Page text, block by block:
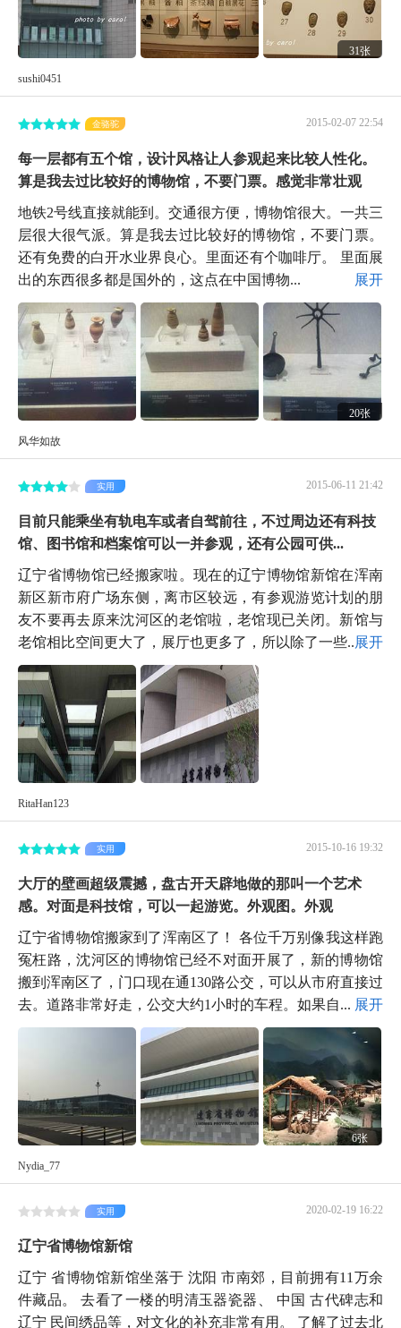
31张
sushi0451
2015-02-07 22:54
金骆驼
每一层都有五个馆，设计风格让人参观起来比较人性化。
算是我去过比较好的博物馆，不要门票。感觉非常壮观
地铁2号线直接就能到。交通很方便，博物馆很大。一共三
层很大很气派。算是我去过比较好的博物馆，不要门票。
还有免费的白开水业界良心。里面还有个咖啡厅。 里面展
出的东西很多都是国外的，这点在中国博物...
展开
20张
风华如故
2015-06-11 21:42
实用
目前只能乘坐有轨电车或者自驾前往，不过周边还有科技
馆、图书馆和档案馆可以一并参观，还有公园可供...
辽宁省博物馆已经搬家啦。现在的辽宁博物馆新馆在浑南
新区新市府广场东侧，离市区较远，有参观游览计划的朋
友不要再去原来沈河区的老馆啦，老馆现已关闭。新馆与
老馆相比空间更大了，展厅也更多了，所以除了一些...展开
RitaHan123
2015-10-16 19:32
实用
大厅的壁画超级震撼，盘古开天辟地做的那叫一个艺术
感。对面是科技馆，可以一起游览。外观图。外观
辽宁省博物馆搬家到了浑南区了！ 各位千万别像我这样跑
冤枉路，沈河区的博物馆已经不对面开展了，新的博物馆
搬到浑南区了，门口现在通130路公交，可以从市府直接过
去。道路非常好走，公交大约1小时的车程。如果自...
展开
6张
Nydia_77
2020-02-19 16:22
实用
辽宁省博物馆新馆
辽宁 省博物馆新馆坐落于 沈阳 市南郊，目前拥有11万余
件藏品。 去看了一楼的明清玉器瓷器、 中国 古代碑志和
辽宁 民间绣品等，对文化的补充非常有用。 了解了过去北